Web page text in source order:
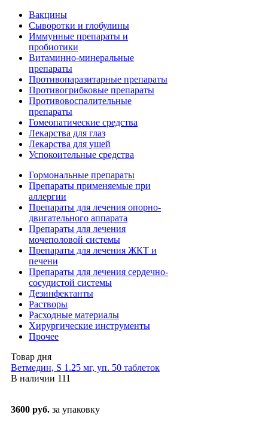
Вакцины
Сыворотки и глобулины
Иммунные препараты и
пробиотики
Витаминно-минеральные
препараты
Противопаразитарные препараты
Противогрибковые препараты
Противовоспалительные
препараты
Гомеопатические средства
Лекарства для глаз
Лекарства для ушей
Успокоительные средства
Гормональные препараты
Препараты применяемые при
аллергии
Препараты для лечения опорно-
двигательного аппарата
Препараты для лечения
мочеполовой системы
Препараты для лечения ЖКТ и
печени
Препараты для лечения сердечно-
сосудистой системы
Дезинфектанты
Растворы
Расходные материалы
Хирургические инструменты
Прочее
Товар дня
Ветмедин, S 1.25 мг, уп. 50 таблеток
В наличии 111
3600 руб. за упаковку